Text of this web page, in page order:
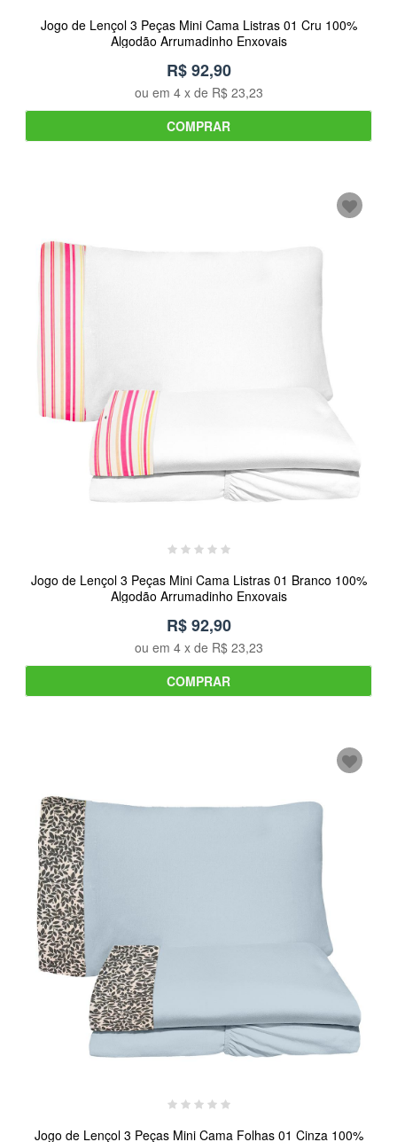
Jogo de Lençol 3 Peças Mini Cama Listras 01 Cru 100%
Algodão Arrumadinho Enxovais
R$ 92,90
ou em 4x de R$ 23,23
COMPRAR
Jogo de Lençol 3 Peças Mini Cama Listras 01 Branco 100%
Algodão Arrumadinho Enxovais
R$ 92,90
ou em 4x de R$ 23,23
COMPRAR
Jogo de Lençol 3 Peças Mini Cama Folhas 01 Cinza 100%